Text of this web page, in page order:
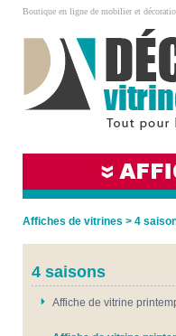
Boutique en ligne de mobilier et
Affiches de vitrines > 4
4 saisons
Affiche de vitrine